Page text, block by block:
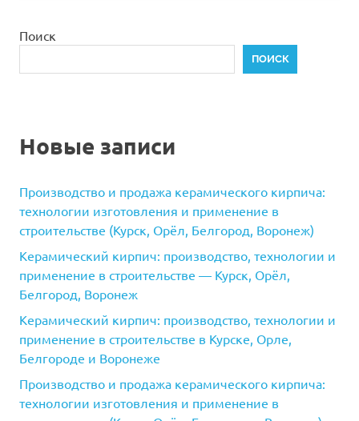
Поиск
ПОИСК
Новые записи
Производство и продажа керамического кирпича:
технологии изготовления и применение в
строительстве (Курск, Орёл, Белгород, Воронеж)
Керамический кирпич: производство, технологии и
применение в строительстве — Курск, Орёл,
Белгород, Воронеж
Керамический кирпич: производство, технологии и
применение в строительстве в Курске, Орле,
Белгороде и Воронеже
Производство и продажа керамического кирпича:
технологии изготовления и применение в